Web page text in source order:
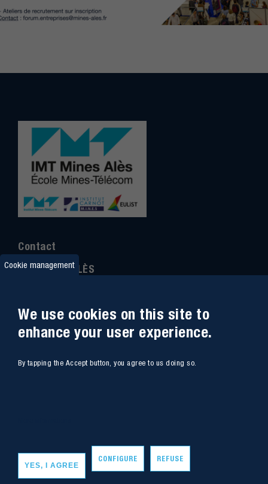
Contact
IMT MINES ALÈS
Phone : (+33) 04 66 78 50 00
GPS coordinates 44.13312 - 4.08836
Site map
Copyright - IMT Mines Alès 2020
Cookie management
We use cookies on this site to
enhance your user experience.
By tapping the Accept button, you agree to us doing so.
YES, I AGREE
CONFIGURE REFUSE